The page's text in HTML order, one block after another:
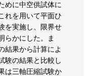
めに中空供試体に
れを用いて平面ひ
を実施し、限界せ
らかにした。ま
結果から計算によ
験の結果と比較し
は三軸圧縮試験か